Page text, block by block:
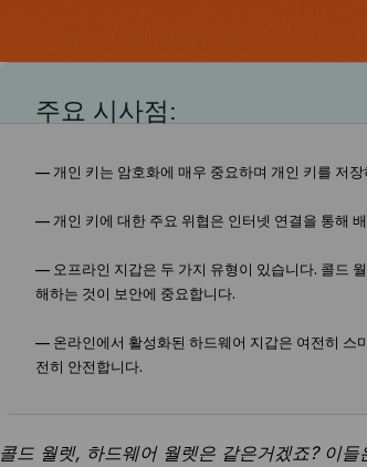
주요 시사점:
— 개인 키는 암호화에 매우 중요하며 개인 키를 저
— 개인 키에 대한 주요 위협은 인터넷 연결을 통해
— 오프라인 지갑은 두 가지 유형이 있습니다. 콜드
해하는 것이 보안에 중요합니다.
— 온라인에서 활성화된 하드웨어 지갑은 여전히 스
전히 안전합니다.
콜드 월렛, 하드웨어 월렛은 같은거겠죠? 이